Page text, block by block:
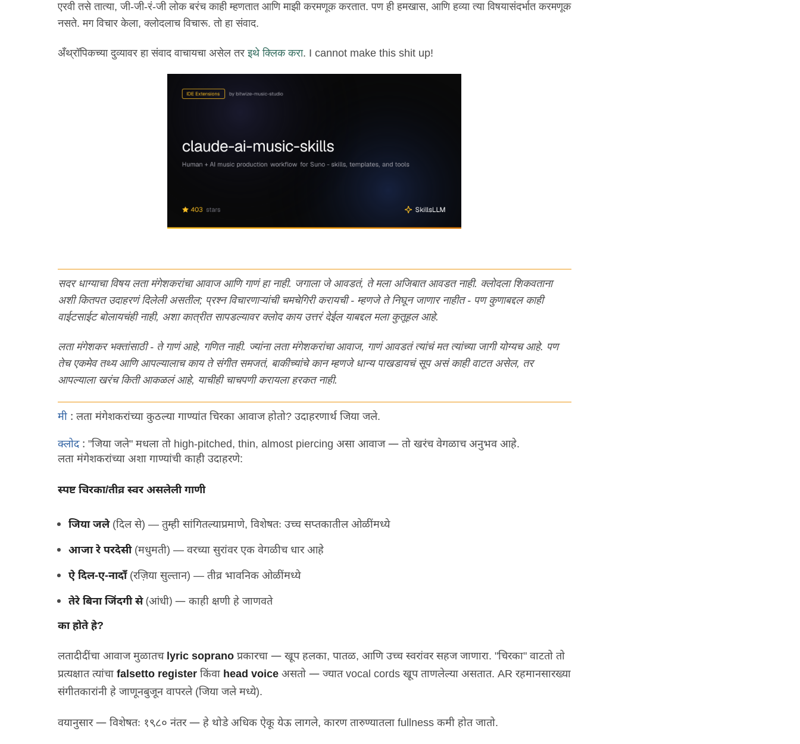
एरवी तसे तात्या, जी-जी-रं-जी लोक बरंच काही म्हणतात आणि माझी करमणूक करतात. पण ही हमखास, आणि हव्या त्या विषयासंदर्भात करमणूक
नसते. मग विचार केला, क्लोदलाच विचारू. तो हा संवाद.
अँथ्रॉपिकच्या दुव्या‌वर हा संवाद वाचायचा असेल तरइथे क्लिक करा. I cannot make this shit up!
सदर धाग्याचा विषय लता मंगेशकरांचा आवाज आणि गाणं हा नाही. जगाला जे आवडतं, ते मला अजिबात आवडत नाही. क्लोदला शिकवताना
अशी कितपत उदाहरणं दिलेली असतील; प्रश्न विचारणाऱ्यांची चमचेगिरी करायची - म्हणजे ते निघून जाणार नाहीत - पण कुणाबद्दल काही
वाईटसाईट बोलायचंही नाही, अशा कात्रीत सापडल्यावर क्लोद काय उत्तरं देईल याबद्दल मला कुतूहल आहे.
लता मंगेशकर भक्तांसाठी - ते गाणं आहे, गणित नाही. ज्यांना लता मंगेशकरांचा आवाज, गाणं आवडतं त्यांचं मत त्यांच्या जागी योग्यच आहे. पण
तेच एकमेव तथ्य आणि आपल्यालाच काय ते संगीत समजतं, बाकीच्यांचे कान म्हणजे धान्य पाखडायचं सूप असं काही वाटत असेल, तर
आपल्याला खरंच किती आकळलं आहे, याचीही चाचपणी करायला हरकत नाही.
मी : लता मंगेशकरांच्या कुठल्या गाण्यांत चिरका आवाज होतो? उदाहरणार्थ जिया जले.
क्लोद : "जिया जले" मधला तो high-pitched, thin, almost piercing असा आवाज — तो खरंच वेगळाच अनुभव आहे.
लता मंगेशकरांच्या अशा गाण्यांची काही उदाहरणे:
स्पष्ट चिरका/तीव्र स्वर असलेली गाणी
जिया जले (दिल से) — तुम्ही सांगितल्याप्रमाणे, विशेषतः उच्च सप्तकातील ओळींमध्ये
आजा रे परदेसी (मधुमती) — वरच्या सुरांवर एक वेगळीच धार आहे
ऐ दिल-ए-नादाँ (रज़िया सुल्तान) — तीव्र भावनिक ओळींमध्ये
तेरे बिना जिंदगी से (आंधी) — काही क्षणी हे जाणवते
का होते हे?
लतादीदींचा आवाज मुळातच lyric soprano प्रकारचा — खूप हलका, पातळ, आणि उच्च स्वरांवर सहज जाणारा. "चिरका" वाटतो तो
प्रत्यक्षात त्यांचा falsetto register किंवा head voice असतो — ज्यात vocal cords खूप ताणलेल्या असतात. AR रहमानसारख्या
संगीतकारांनी हे जाणूनबुजून वापरले (जिया जले मध्ये).
वयानुसार — विशेषतः १९८० नंतर — हे थोडे अधिक ऐकू येऊ लागले, कारण तारुण्यातला fullness कमी होत जातो.